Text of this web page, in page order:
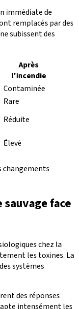
immédiate de
remplacés par des
subissent des
Après
l'incendie
Contaminée
Rare
Réduite
Élevé
changements
face
chez la
les toxines. La
systèmes
des réponses
intensément les